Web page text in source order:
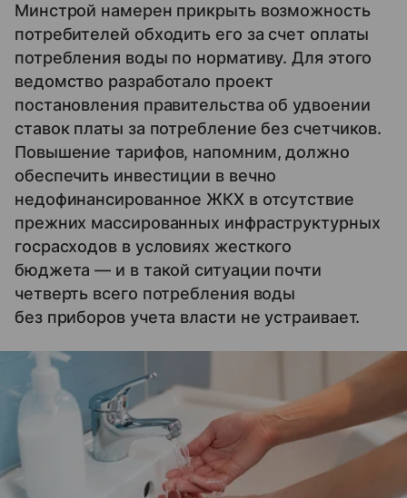
Минстрой намерен прикрыть возможность
потребителей обходить его за счет оплаты
потребления воды по нормативу. Для этого
ведомство разработало проект
постановления правительства об удвоении
ставок платы за потребление без счетчиков.
Повышение тарифов, напомним, должно
обеспечить инвестиции в вечно
недофинансированное ЖКХ в отсутствие
прежних массированных инфраструктурных
госрасходов в условиях жесткого
бюджета — и в такой ситуации почти
четверть всего потребления воды
без приборов учета власти не устраивает.